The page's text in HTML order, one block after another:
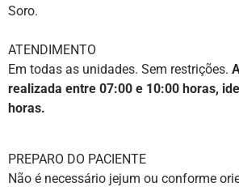
Soro.
ATENDIMENTO
Em todas as unidades. Sem restrições.
realizada entre 07:00 e 10:00 horas,
horas.
PREPARO DO PACIENTE
Não é necessário jejum ou conforme